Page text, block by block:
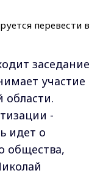
заседание
участие
области.
-
идет о
общества,